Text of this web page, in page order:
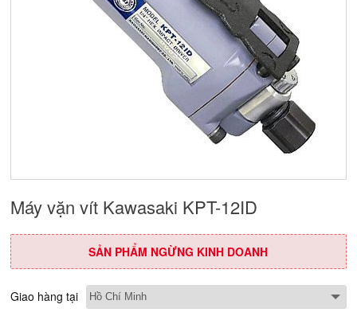
Máy vặn vít Kawasaki KPT-12ID
SẢN PHẨM NGỪNG KINH DOANH
Giao hàng tại